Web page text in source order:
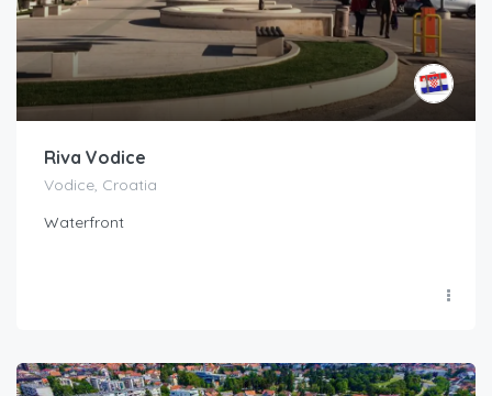
Riva Vodice
Vodice, Croatia
Waterfront